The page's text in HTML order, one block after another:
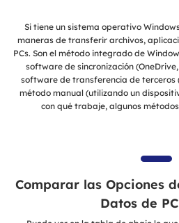
Si tiene un sistema operativo
maneras de transferir archivos,
PCs. Son el método integrado de
software de sincronización
software de transferencia de terceros
método manual (utilizando un
con qué trabaje, algunos
Comparar las Opciones
Datos de